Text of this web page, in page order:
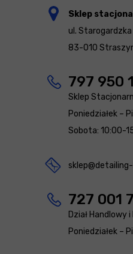
Sklep
ul. Starogardzka
83-010
797 950
Sklep
Poniedziałek –
Sobota: 10:00-
sklep@detailing-
727 001
Dział Handlowy
Poniedziałek –